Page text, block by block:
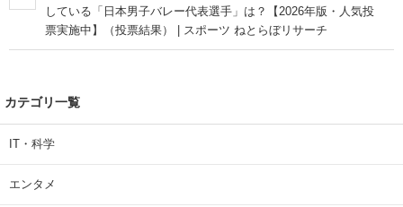
している「日本男子バレー代表選手」は？【2026年版・人気投
票実施中】（投票結果） | スポーツ ねとらぼリサーチ
カテゴリ一覧
IT・科学
エンタメ